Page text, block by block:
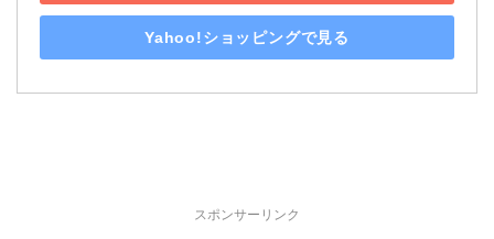
Yahoo!ショッピングで見る
スポンサーリンク